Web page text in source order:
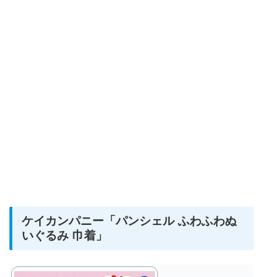
ケイカンパニー 「パンシェル ふわふわぬ
いぐるみ 巾着」